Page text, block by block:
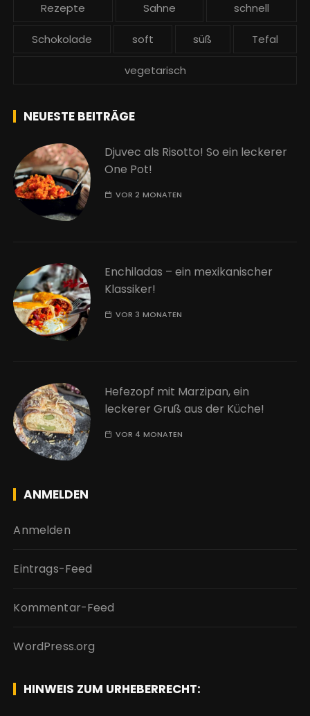
Rezepte Sahne schnell
Schokolade soft süß Tefal
vegetarisch
NEUESTE BEITRÄGE
Djuvec als Risotto! So ein leckerer
One Pot!
VOR 2 MONATEN
Enchiladas – ein mexikanischer
Klassiker!
VOR 3 MONATEN
Hefezopf mit Marzipan, ein
leckerer Gruß aus der Küche!
VOR 4 MONATEN
ANMELDEN
Anmelden
Eintrags-Feed
Kommentar-Feed
WordPress.org
HINWEIS ZUM URHEBERRECHT: